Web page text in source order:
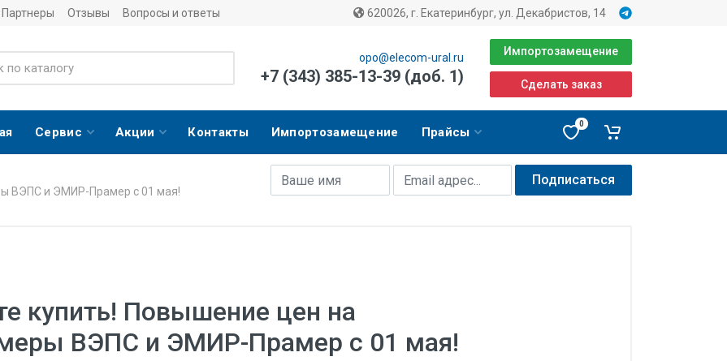
Партнеры Отзывы Вопросы и ответы 620026, г. Екатеринбург, ул. Декабристов, 14
opo@elecom-ural.ru
+7 (343) 385-13-39 (доб. 1)
Импортозамещение
Сделать заказ
Сервис Акции Контакты Импортозамещение Прайсы
0
ВЭПС и ЭМИР-Прамер с 01 мая!
Имя
E-mail адрес Подписаться
купить! Повышение цен на
ВЭПС и ЭМИР-Прамер с 01 мая!